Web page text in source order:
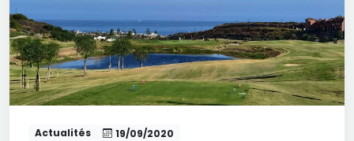
Actualités 19/09/2020